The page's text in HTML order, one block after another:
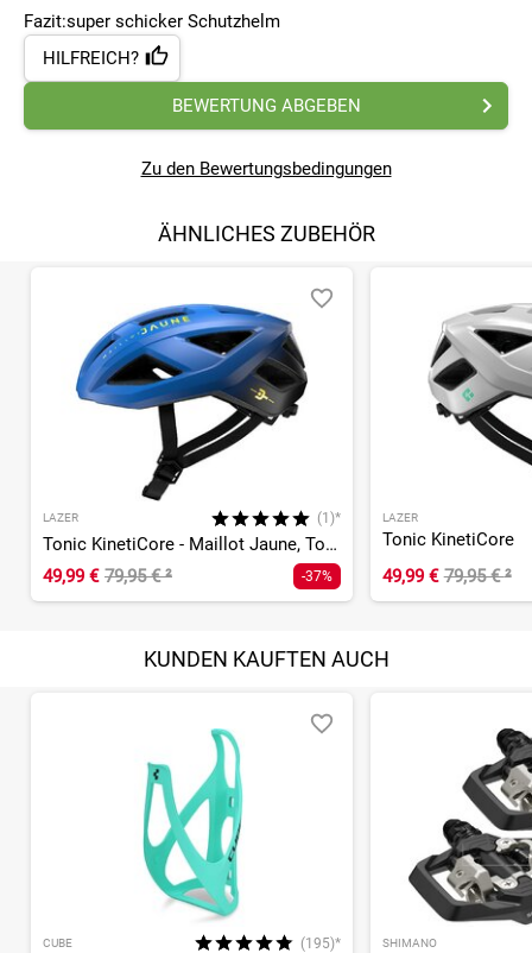
Fazit:super schicker Schutzhelm
HILFREICH?
BEWERTUNG ABGEBEN
Zu den Bewertungsbedingungen
ÄHNLICHES ZUBEHÖR
LAZER (1)*
Tonic KinetiCore - Maillot Jaune, Tour de France Edition
49,99 € 79,95 €² -37%
LAZER
Tonic KinetiCore
49,99 € 79,95 €²
KUNDEN KAUFTEN AUCH
CUBE (195)* SHIMANO